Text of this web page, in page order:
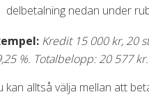
delbetalning nedan under
Kredit 15 000 kr, 20
%. Totalbelopp: 20 577 kr.
kan alltså välja mellan att